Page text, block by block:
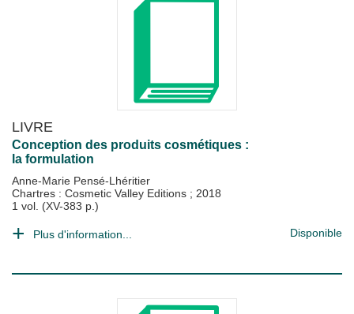
LIVRE
Conception des produits cosmétiques :
la formulation
Anne-Marie Pensé-Lhéritier
Chartres : Cosmetic Valley Editions ; 2018
1 vol. (XV-383 p.)
Plus d'information... Disponible